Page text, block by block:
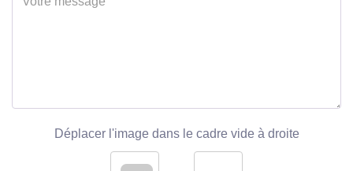
Déplacer l'image dans le cadre vide à droite